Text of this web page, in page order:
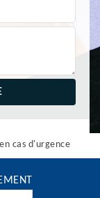
cas d'urgence